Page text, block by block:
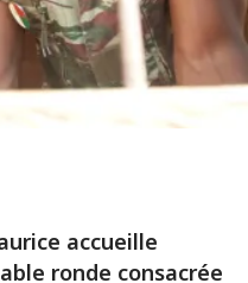
accueille
ronde consacrée